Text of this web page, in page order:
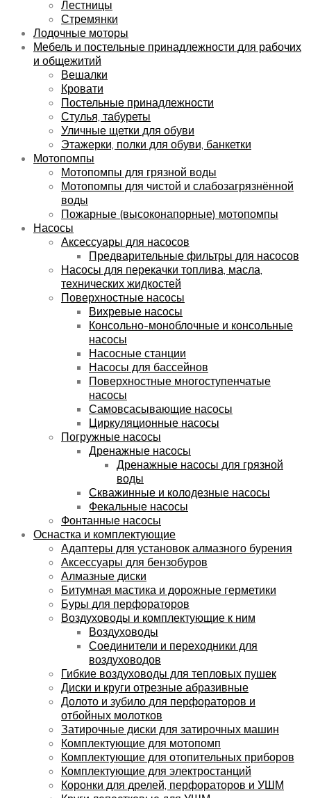
Лестницы
Стремянки
Лодочные моторы
Мебель и постельные принадлежности для рабочих
и общежитий
Вешалки
Кровати
Постельные принадлежности
Стулья, табуреты
Уличные щетки для обуви
Этажерки, полки для обуви, банкетки
Мотопомпы
Мотопомпы для грязной воды
Мотопомпы для чистой и слабозагрязнённой
воды
Пожарные (высоконапорные) мотопомпы
Насосы
Аксессуары для насосов
Предварительные фильтры для насосов
Насосы для перекачки топлива, масла,
технических жидкостей
Поверхностные насосы
Вихревые насосы
Консольно-моноблочные и консольные
насосы
Насосные станции
Насосы для бассейнов
Поверхностные многоступенчатые
насосы
Самовсасывающие насосы
Циркуляционные насосы
Погружные насосы
Дренажные насосы
Дренажные насосы для грязной
воды
Скважинные и колодезные насосы
Фекальные насосы
Фонтанные насосы
Оснастка и комплектующие
Адаптеры для установок алмазного бурения
Аксессуары для бензобуров
Алмазные диски
Битумная мастика и дорожные герметики
Буры для перфораторов
Воздуховоды и комплектующие к ним
Воздуховоды
Соединители и переходники для
воздуховодов
Гибкие воздуховоды для тепловых пушек
Диски и круги отрезные абразивные
Долото и зубило для перфораторов и
отбойных молотков
Затирочные диски для затирочных машин
Комплектующие для мотопомп
Комплектующие для отопительных приборов
Комплектующие для электростанций
Коронки для дрелей, перфораторов и УШМ